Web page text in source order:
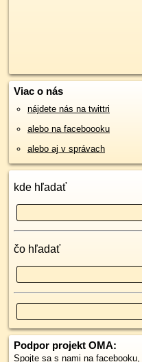
Viac o nás
nájdete nás na twittri
alebo na faceboooku
alebo aj v správach
kde hľadať
čo hľadať
Podpor projekt OMA:
Spojte sa s nami na facebooku,